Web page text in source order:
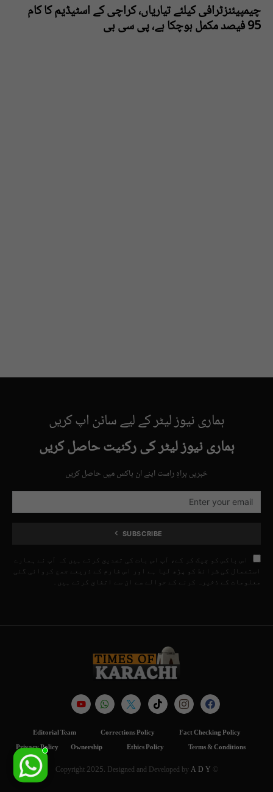
چیمپیئنزٹرافی کیلئے تیاریاں، کراچی کے اسٹیڈیم کا کام
95 فیصد مکمل ہوچکا ہے، پی سی بی
ہماری نیوز لیٹر کے لیے سائن اپ کریں
ہماری نیوز لیٹر کی رکنیت حاصل کریں
خبریں براہِ راست اپنے ان باکس میں حاصل کریں
SUBSCRIBE
اس باکس کو چیک کر کے، آپ اس بات کی تصدیق کرتے ہیں کہ آپ نے ہمارے
استعمال کی شرائط کو پڑھ لیا ہے اور اس فارم کے ذریعے جمع کروائی گئی
معلومات کے ذخیرہ کرنے کے حوالے سے ان سے اتفاق کرتے ہیں۔
Fact Checking Policy
Corrections Policy
Editorial Team
Terms & Conditions
Ethics Policy
Ownership
Privacy Policy
© Copyright 2025. Designed and Developed by
A D Y